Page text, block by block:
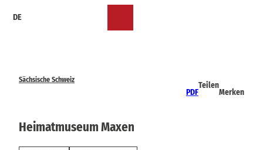
DE
Sächsische Schweiz
PDF
Teilen
Merken
Heimatmuseum Maxen